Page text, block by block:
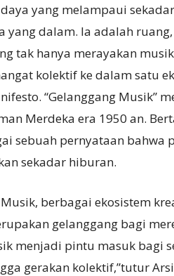
yang melampaui
yang dalam. la adalah
tak hanya merayakan
kolektif ke dalam satu
“Gelanggang Musik”
Merdeka era 1950 an.
sebuah pernyataan bahwa
sekadar hiburan.
Musik, berbagai ekosistem
gelanggang bagi
menjadi pintu masuk bagi
gerakan kolektif,”tutur